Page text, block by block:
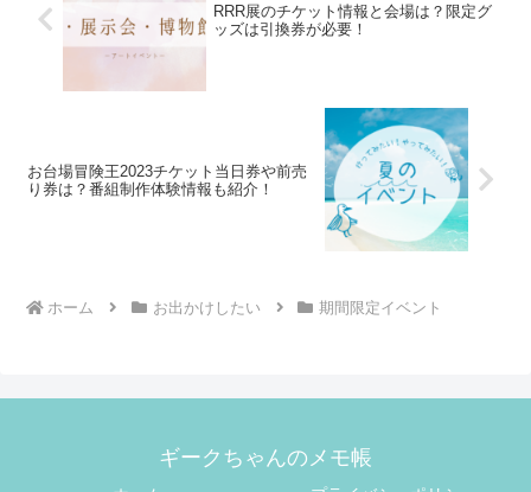
RRR展のチケット情報と会場は？限定グ
ッズは引換券が必要！
お台場冒険王2023チケット当日券や前売
り券は？番組制作体験情報も紹介！
ホーム お出かけしたい 期間限定イベント
ギークちゃんのメモ帳